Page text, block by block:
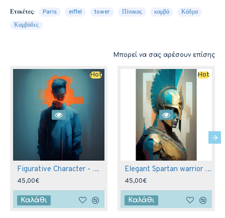
Ετικέτες: Paris eiffel tower Πίνακας καμβά
Κάδρα
Καμβάδες
Μπορεί να σας αρέσουν επίσης
Hot
Figurative Character - Πίνακας σε καμβά
45,00€
Καλάθι
Hot
Elegant Spartan warrior - Πίνακας σε καμβά
45,00€
Καλάθι